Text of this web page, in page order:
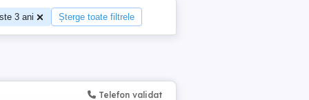
3 ani Șterge toate filtrele
Telefon validat